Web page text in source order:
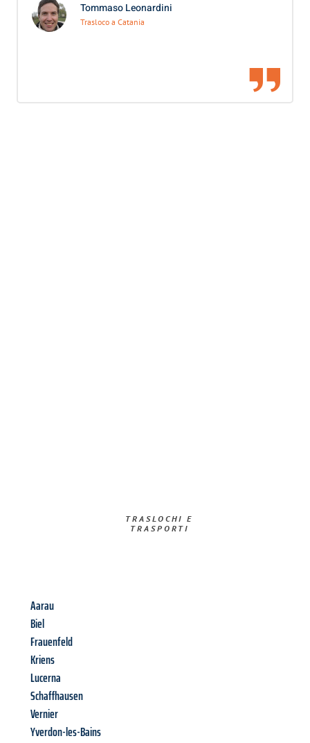
Tommaso Leonardini
Trasloco a Catania
TRASLOCHI E
TRASPORTI​
Aarau
Biel
Frauenfeld
Kriens
Lucerna
Schaffhausen
Vernier
Yverdon-les-Bains